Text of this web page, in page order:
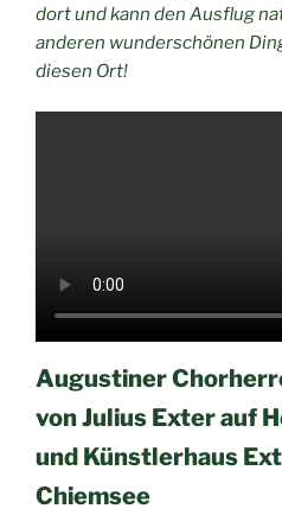
dort und kann den Ausflug
anderen wunderschönen
diesen Ort!
Augustiner
von Julius Exter auf
und Künstlerhaus
Chiemsee